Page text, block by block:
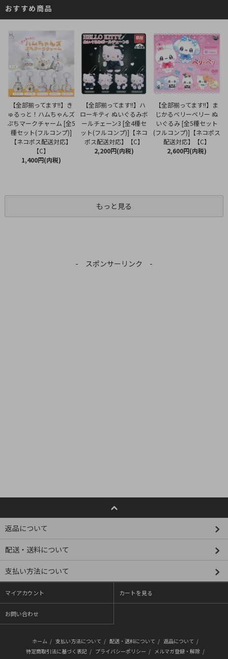
おすすめ商品
【全部揃ってます!!】き
ゅるっと！ハムちゃんズ
ぷちマークチャーム [全5
種セット(フルコンプ)]
【ネコポス配送対応】
【C】
1,400円(内税)
【全部揃ってます!!】ハ
ローキティ ぬいぐるみボ
ールチェーン3 [全4種セ
ット(フルコンプ)]【ネコ
ポス配送対応】【C】
2,200円(内税)
【全部揃ってます!!】ま
じかるベリーベリー ぬ
いぐるみ [全5種セット
(フルコンプ)]【ネコポス
配送対応】【C】
2,600円(内税)
もっと見る
- スポンサーリンク -
返品について
配送・送料について
支払い方法について
マイアカウント カートを見る
お問い合わせ
ホーム / 支払い方法について / 配送・送料について / 返品について /
特定商取引法に基づく表記 / プライバシーポリシー / メルマガ登録・解除 /